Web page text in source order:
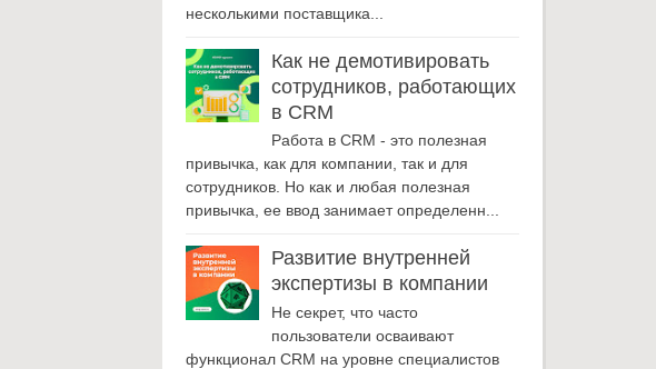
несколькими поставщика...
Как не демотивировать
сотрудников, работающих
в CRM
Работа в CRM - это полезная
привычка, как для компании, так и для
сотрудников. Но как и любая полезная
привычка, ее ввод занимает определенн...
Развитие внутренней
экспертизы в компании
Не секрет, что часто
пользователи осваивают
функционал CRM на уровне специалистов